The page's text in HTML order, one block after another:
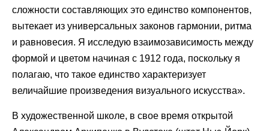
сложности составляющих это единство компонентов,
вытекает из универсальных законов гармонии, ритма
и равновесия. Я исследую взаимозависимость между
формой и цветом начиная с 1912 года, поскольку я
полагаю, что такое единство характеризует
величайшие произведения визуального искусства».
В художественной школе, в свое время открытой